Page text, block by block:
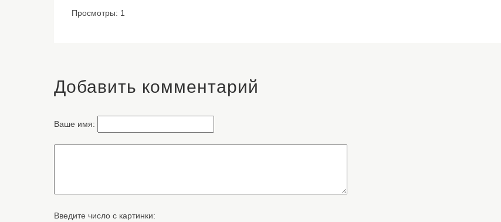
Просмотры: 1
Добавить комментарий
Ваше имя:
Введите число с картинки: